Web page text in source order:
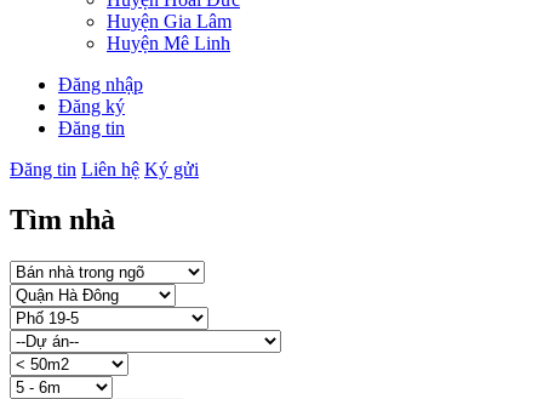
Huyện Gia Lâm
Huyện Mê Linh
Đăng nhập
Đăng ký
Đăng tin
Đăng tin Liên hệ Ký gửi
Tìm nhà